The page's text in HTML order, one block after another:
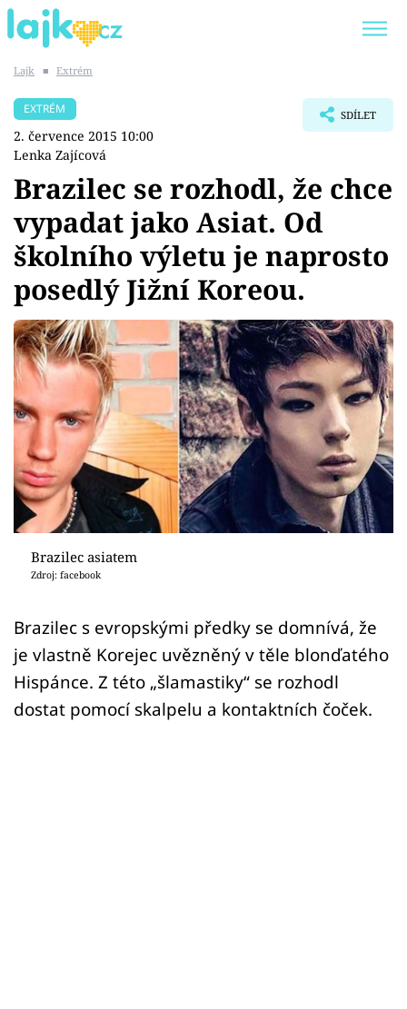
SHOPAHOLICADEL
Témata
Showbyznys
Youtubeři
Virály
Sex a vztahy
Videa
Sledujte prima+
Přihlášení
Sledujte nás
Lajk ■ Extrém
EXTRÉM
2. července 2015 10:00
Lenka Zajícová
SDÍLET
Brazilec se rozhodl, že chce
vypadat jako Asiat. Od
školního výletu je naprosto
posedlý Jižní Koreou.
Brazilec asiatem
Zdroj: facebook
Brazilec s evropskými předky se domnívá, že
je vlastně Korejec uvězněný v těle blonďatého
Hispánce. Z této „šlamastiky“ se rozhodl
dostat pomocí skalpelu a kontaktních čoček.